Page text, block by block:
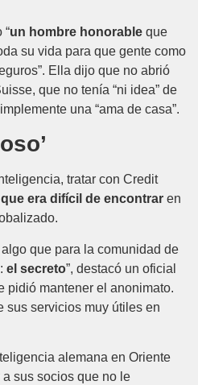
“un hombre honorable que
su vida para que gente como
Ella dijo que no abrió
que no tenía “ni idea” de
una “ama de casa”.
tratar con Credit
era difícil de encontrar en
que para la comunidad de
el secreto”, destacó un oficial
pidió mantener el anonimato.
sus servicios muy útiles en
alemana en Oriente
sus socios que no le